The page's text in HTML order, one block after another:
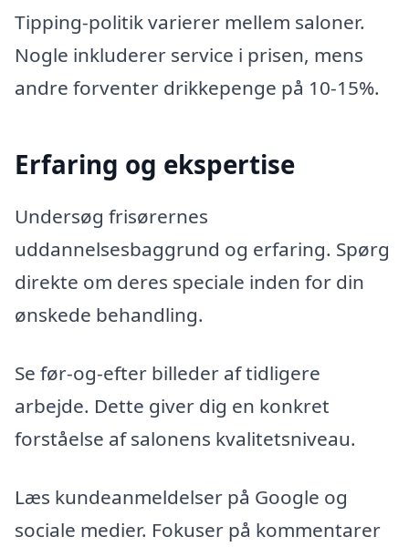
Tipping-politik varierer mellem saloner.
Nogle inkluderer service i prisen, mens
andre forventer drikkepenge på 10-15%.
Erfaring og ekspertise
Undersøg frisørernes
uddannelsesbaggrund og erfaring. Spørg
direkte om deres speciale inden for din
ønskede behandling.
Se før-og-efter billeder af tidligere
arbejde. Dette giver dig en konkret
forståelse af salonens kvalitetsniveau.
Læs kundeanmeldelser på Google og
sociale medier. Fokuser på kommentarer